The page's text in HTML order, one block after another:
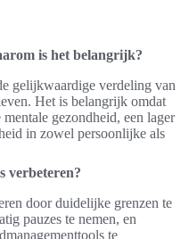
is het belangrijk?
gelijkwaardige verdeling van
Het is belangrijk omdat
gezondheid, een lager
in zowel persoonlijke als
verbeteren?
door duidelijke grenzen te
pauzes te nemen, en
te